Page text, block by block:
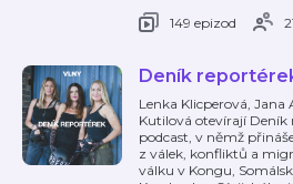
149 epizod
Deník
Lenka Klicperová, Jana
Kutilová otevírají Deník
podcast, v němž
z válek, konfliktů a
válku v Kongu,